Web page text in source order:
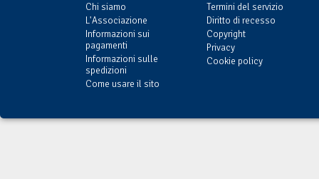
Chi siamo
L'Associazione
Informazioni sui
pagamenti
Informazioni sulle
spedizioni
Come usare il sito
Termini del servizio
Diritto di recesso
Copyright
Privacy
Cookie policy